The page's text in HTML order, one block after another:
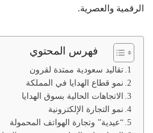
الرقمية والعصرية.
فهرس المحتوي
تقاليد سعودية ممتدة لقرون
نمو قطاع الهدايا في المملكة
الاتجاهات الحالية بسوق الهدايا
نمو التجارة الإلكترونية
“عيدية” وتجارة الهواتف المحمولة